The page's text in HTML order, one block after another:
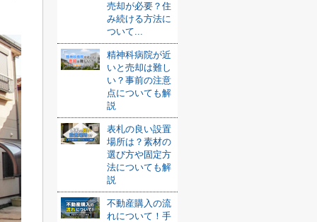
売却が必要？住
み続ける方法に
ついて...
精神科病院が近
いと売却は難し
い？事前の注意
点についても解
説
表札の良い設置
場所は？素材の
選び方や固定方
法についても解
説
不動産購入の流
れについて！手